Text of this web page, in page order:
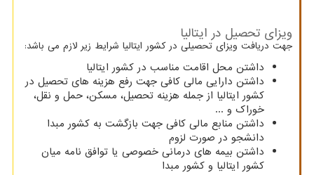
ویزای تحصیل در ایتالیا
جهت دریافت ویزای تحصیلی در کشور ایتالیا شرایط زیر لازم می باشد:
داشتن محل اقامت مناسب در کشور ایتالیا
داشتن دارایی مالی کافی جهت رفع هزینه های تحصیل در
کشور ایتالیا از جمله هزینه تحصیل، مسکن، حمل و نقل،
خوراک و ...
داشتن منابع مالی کافی جهت بازگشت به ‌کشور مبدا
دانشجو در صورت لزوم
داشتن بیمه های درمانی خصوصی یا توافق نامه میان
کشور ایتالیا و کشور مبدا